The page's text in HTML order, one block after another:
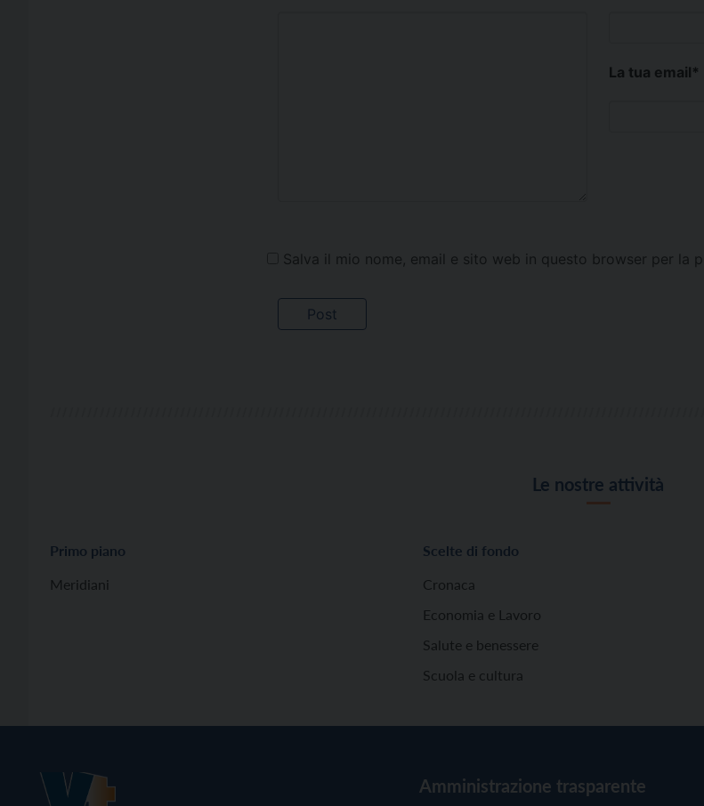
La tua email*
Salva il mio nome, email e sito web in questo browser per la
Le nostre attività
Primo piano
Meridiani
Scelte di fondo
Cronaca
Economia e Lavoro
Salute e benessere
Scuola e cultura
Amministrazione trasparente